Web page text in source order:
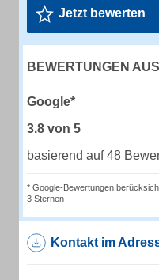
Jetzt bewerten
BEWERTUNGEN
Google*
3.8 von 5
basierend auf 48
* Google-Bewertungen
3 Sternen
Kontakt im